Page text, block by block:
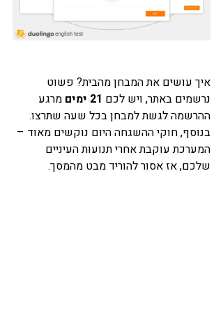
איך עושים את המבחן מהבית? פשוט
נרשמים באתר, ויש לכם 21 ימים
מרגע
ההרשמה לגשת למבחן בכל שעה שתרצו.
בנוסף, חוקי ההשגחה היום נוקשים מאוד –
המערכת עוקבת אחרי תנועות העיניים
שלכם, אז אסור להוריד מבט מהמסך.